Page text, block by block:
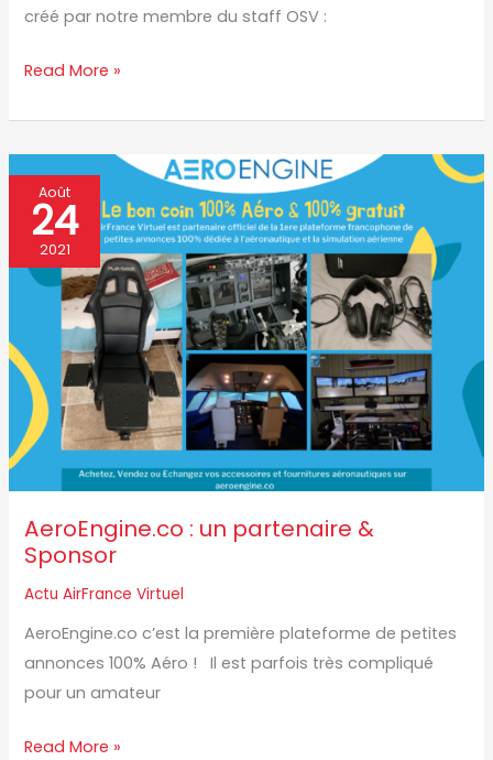
créé par notre membre du staff OSV :
Read More »
Août
24
2021
AeroEngine.co : un partenaire &
Sponsor
Actu AirFrance Virtuel
AeroEngine.co c’est la première plateforme de petites
annonces 100% Aéro ! Il est parfois très compliqué
pour un amateur
AeroEngine.co
un
partenaire
Sponsor
Read More »